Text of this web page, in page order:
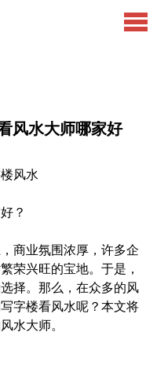
风水大师哪家好
风水
？
商业氛围浓厚，许多企
荣兴旺的宝地。于是，
择。那么，在众多的风
字楼看风水呢？本文将
水大师。